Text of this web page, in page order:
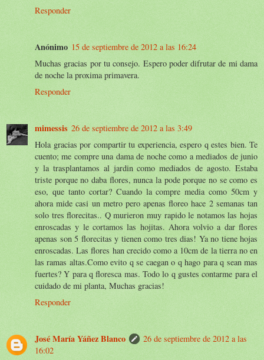
Responder
Anónimo 15 de septiembre de 2012 a las 16:24
Muchas gracias por tu consejo. Espero poder difrutar de mi dama
de noche la proxima primavera.
Responder
mimessis 26 de septiembre de 2012 a las 3:49
Hola gracias por compartir tu experiencia, espero q estes bien. Te
cuento; me compre una dama de noche como a mediados de junio
y la trasplantamos al jardin como mediados de agosto. Estaba
triste porque no daba flores, nunca la pode porque no se como es
eso, que tanto cortar? Cuando la compre media como 50cm y
ahora mide casi un metro pero apenas floreo hace 2 semanas tan
solo tres florecitas.. Q murieron muy rapido le notamos las hojas
enroscadas y le cortamos las hojitas. Ahora volvio a dar flores
apenas son 5 florecitas y tienen como tres dias! Ya no tiene hojas
enroscadas. Las flores han crecido como a 10cm de la tierra no en
las ramas altas.Como evito q se caegan o q hago para q sean mas
fuertes? Y para q floresca mas. Todo lo q gustes contarme para el
cuidado de mi planta, Muchas gracias!
Responder
José María Yáñez Blanco
26 de septiembre de 2012 a las
16:02